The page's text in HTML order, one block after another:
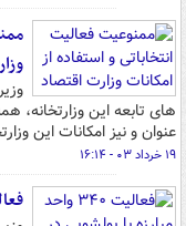
های تابعه این وزارتخانه،
عنوان و نیز امکانات این
۱۹ خرداد ۰۳ - ۱۶:۱۴
فعالیت ۳۴٠